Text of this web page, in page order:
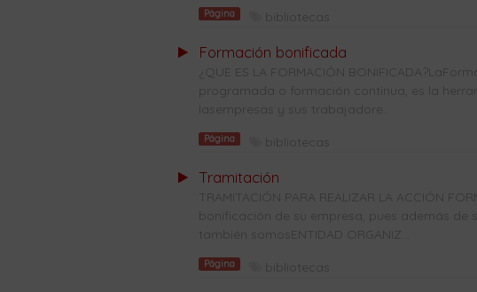
Página bibliotecas
Formación bonificada
¿QUE ES LA FORMACIÓN
programada o formación continua, es la
lasempresas y sus trabajadore...
Página bibliotecas
Tramitación
TRAMITACIÓN PARA REALIZAR LA ACCIÓN
bonificación de su empresa, pues además de
también somosENTIDAD ORGANIZ...
Página bibliotecas